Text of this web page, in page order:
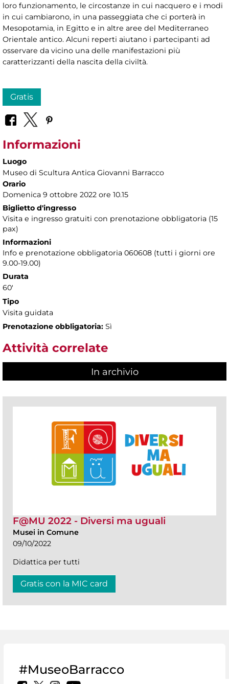
loro funzionamento, le circostanze in cui nacquero e i modi
in cui cambiarono, in una passeggiata che ci porterà in
Mesopotamia, in Egitto e in altre aree del Mediterraneo
Orientale antico. Alcuni reperti aiutano i partecipanti ad
osservare da vicino una delle manifestazioni più
caratterizzanti della nascita della civiltà.
Gratis
Informazioni
Luogo
Museo di Scultura Antica Giovanni Barracco
Orario
Domenica 9 ottobre 2022 ore 10.15
Biglietto d'ingresso
Visita e ingresso gratuiti con prenotazione obbligatoria (15
pax)
Informazioni
Info e prenotazione obbligatoria 060608 (tutti i giorni ore
9.00-19.00)
Durata
60'
Tipo
Visita guidata
Prenotazione obbligatoria: Sì
Attività correlate
In archivio
F@MU 2022 - Diversi ma uguali
Musei in Comune
09/10/2022
Didattica per tutti
Gratis con la MIC card
#MuseoBarracco